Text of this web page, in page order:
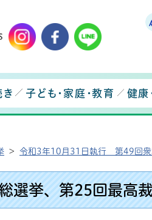
鉾田市役所ホー
鉾田市メールマガジン鉾田市公式
鉾田
き 子ども・家庭・教育 健康
> 令和3年10月31日執行 第49回衆
選挙、第25回最高